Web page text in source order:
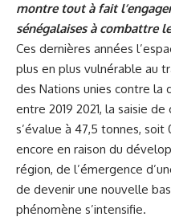
montre tout à fait
sénégalaises à combattre
Ces dernières années
plus en plus vulnérable au
des Nations unies contre la
entre 2019 2021, la saisie
s’évalue à 47,5 tonnes,
encore en raison du
région, de l’émergence
de devenir une nouvelle
phénomène s’intensifie.